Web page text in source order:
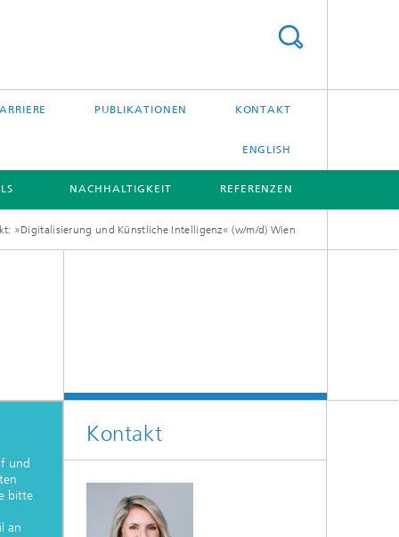
PUBLIKATIONEN KONTAKT
ENGLISH
NACHHALTIGKEIT REFERENZEN
»Digitalisierung und Künstliche Intelligenz« (w/m/d) Wien
und
bitte
an
Kontakt